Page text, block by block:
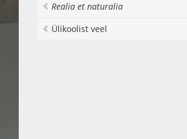
Realia et naturalia
Ülikoolist veel